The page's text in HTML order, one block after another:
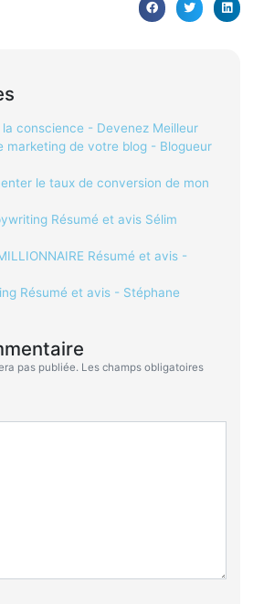
conscience - Devenez Meilleur
marketing de votre blog - Blogueur
le taux de conversion de mon
Résumé et avis Sélim
Résumé et avis -
Résumé et avis - Stéphane
pas publiée. Les champs obligatoires